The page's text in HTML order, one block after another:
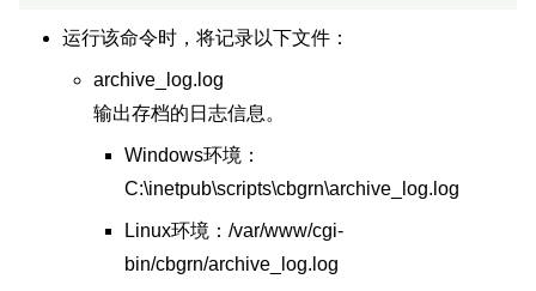
运行该命令时，将记录以下文件：
archive_log.log
输出存档的日志信息。
Windows环境：
C:\inetpub\scripts\cbgrn\archive_log.log
Linux环境：/var/www/cgi-
bin/cbgrn/archive_log.log